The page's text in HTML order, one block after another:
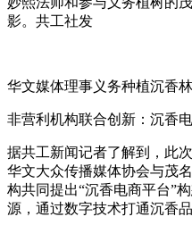
影。共工社发
华文媒体理事义务种植沉香
非营利机构联合创新：沉香
据共工新闻记者了解到，此
华文大众传播媒体协会与茂
构共同提出“沉香电商平台”
源，通过数字技术打通沉香